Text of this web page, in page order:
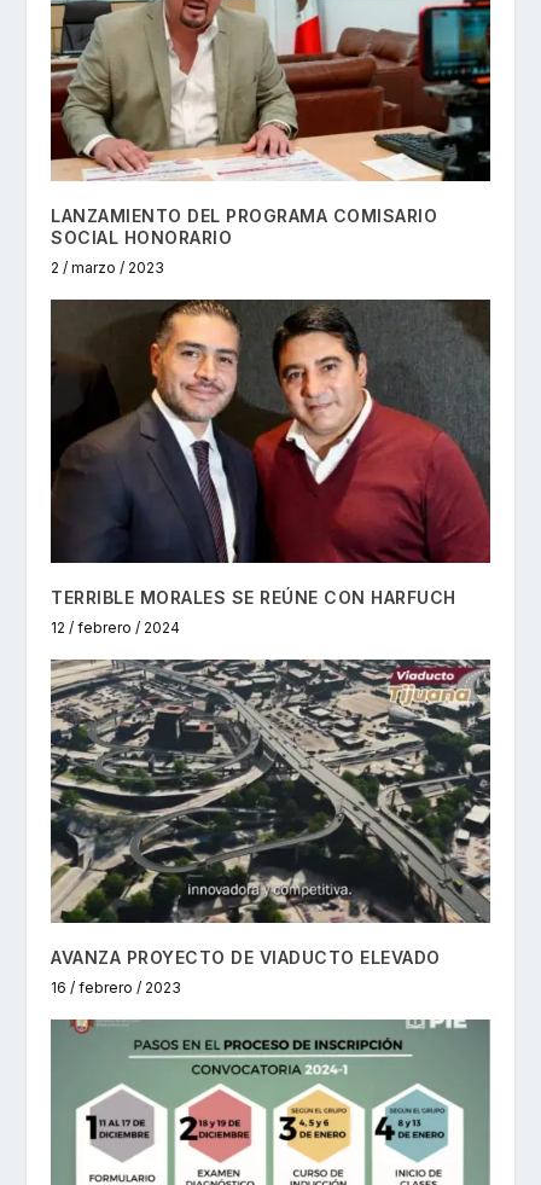
LANZAMIENTO DEL PROGRAMA COMISARIO
SOCIAL HONORARIO
2 / marzo / 2023
TERRIBLE MORALES SE REÚNE CON HARFUCH
12 / febrero / 2024
AVANZA PROYECTO DE VIADUCTO ELEVADO
16 / febrero / 2023